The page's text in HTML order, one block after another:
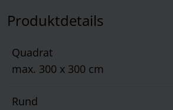
Produktdetails
Quadrat
max. 300 x 300 cm
Rund